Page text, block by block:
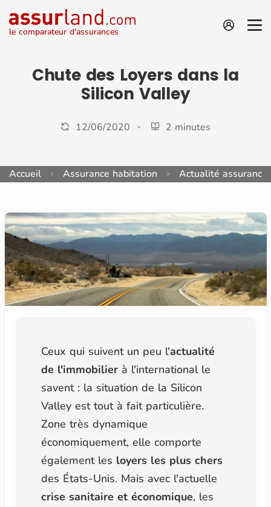
le comparateur d'assurances
Chute des Loyers dans la
Silicon Valley
12/06/2020 2 minutes
Accueil Assurance habitation Actualité
Ceux qui suivent un peu l'actualité
de l'immobilierà l'international le
savent : la situation de la Silicon
Valley est tout à fait particulière.
Zone très dynamique
économiquement, elle comporte
également les loyers les plus chers
des États-Unis. Mais avec l'actuelle
crise sanitaire et économique, les